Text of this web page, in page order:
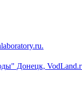
Донецк,